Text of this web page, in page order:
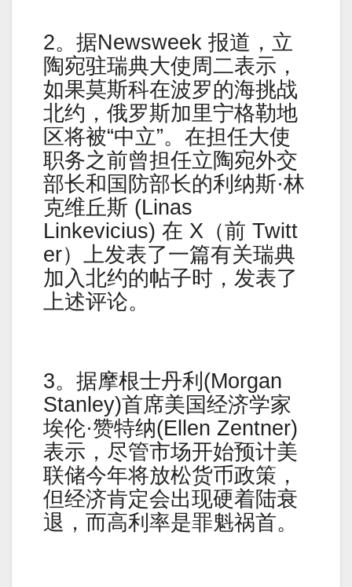
2。据Newsweek 报道，立
陶宛驻瑞典大使周二表示，
如果莫斯科在波罗的海挑战
北约，俄罗斯加里宁格勒地
区将被“中立”。在担任大使
职务之前曾担任立陶宛外交
部长和国防部长的利纳斯·林
克维丘斯 (Linas
Linkevicius) 在 X（前 Twitt
er）上发表了一篇有关瑞典
加入北约的帖子时，发表了
上述评论。
3。据摩根士丹利(Morgan
Stanley)首席美国经济学家
埃伦·赞特纳(Ellen Zentner)
表示，尽管市场开始预计美
联储今年将放松货币政策，
但经济肯定会出现硬着陆衰
退，而高利率是罪魁祸首。